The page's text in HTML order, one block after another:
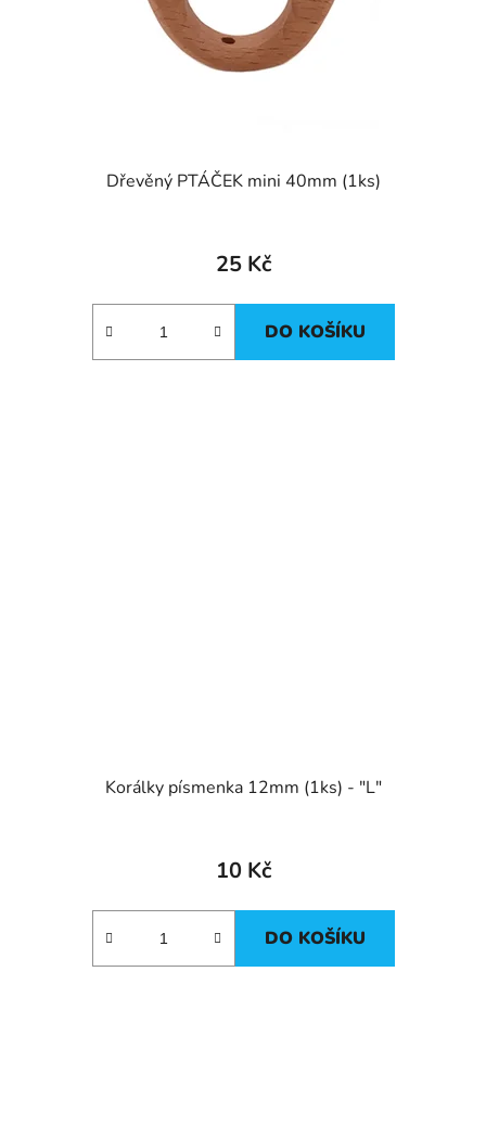
Dřevěný PTÁČEK mini 40mm (1ks)
25 Kč
DO KOŠÍKU
Korálky písmenka 12mm (1ks) - "L"
10 Kč
DO KOŠÍKU